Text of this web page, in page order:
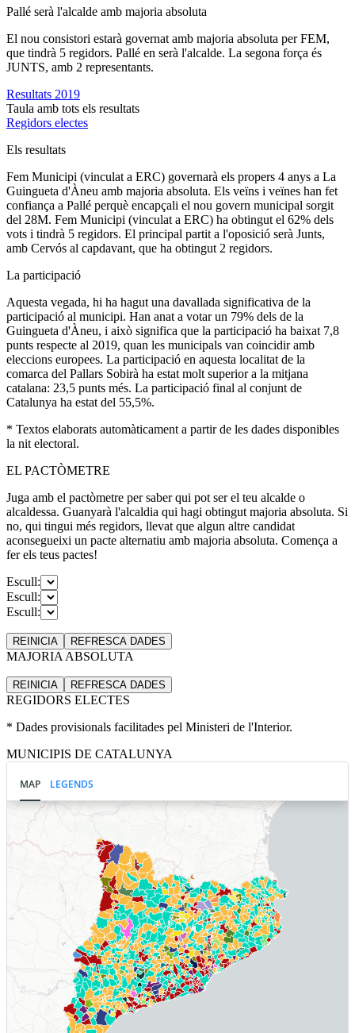
Pallé serà l'alcalde amb majoria absoluta
El nou consistori estarà governat amb majoria absoluta per FEM,
que tindrà 5 regidors. Pallé en serà l'alcalde. La segona força és
JUNTS, amb 2 representants.
Resultats 2019
Taula amb tots els resultats
Regidors electes
Els resultats
Fem Municipi (vinculat a ERC) governarà els propers 4 anys a La
Guingueta d'Àneu amb majoria absoluta. Els veïns i veïnes han fet
confiança a Pallé perquè encapçali el nou govern municipal sorgit
del 28M. Fem Municipi (vinculat a ERC) ha obtingut el 62% dels
vots i tindrà 5 regidors. El principal partit a l'oposició serà Junts,
amb Cervós al capdavant, que ha obtingut 2 regidors.
La participació
Aquesta vegada, hi ha hagut una davallada significativa de la
participació al municipi. Han anat a votar un 79% dels de la
Guingueta d'Àneu, i això significa que la participació ha baixat 7,8
punts respecte al 2019, quan les municipals van coincidir amb
eleccions europees. La participació en aquesta localitat de la
comarca del Pallars Sobirà ha estat molt superior a la mitjana
catalana: 23,5 punts més. La participació final al conjunt de
Catalunya ha estat del 55,5%.
* Textos elaborats automàticament a partir de les dades disponibles
la nit electoral.
EL PACTÒMETRE
Juga amb el pactòmetre per saber qui pot ser el teu alcalde o
alcaldessa. Guanyarà l'alcaldia qui hagi obtingut majoria absoluta. Si
no, qui tingui més regidors, llevat que algun altre candidat
aconsegueixi un pacte alternatiu amb majoria absoluta. Comença a
fer els teus pactes!
Escull:
Escull:
Escull:
REINICIA REFRESCA DADES
MAJORIA ABSOLUTA
REINICIA REFRESCA DADES
REGIDORS ELECTES
* Dades provisionals facilitades pel Ministeri de l'Interior.
MUNICIPIS DE CATALUNYA